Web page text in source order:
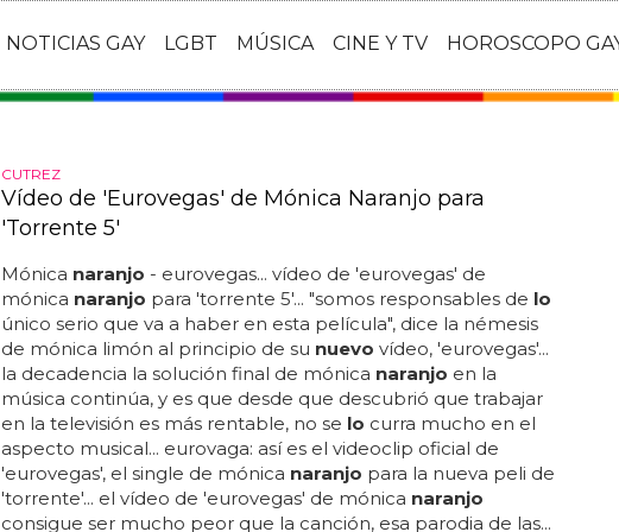
NOTICIAS GAY LGBT MÚSICA CINE Y TV HOROSCOPO
CUTREZ
Vídeo de 'Eurovegas' de Mónica Naranjo para
'Torrente 5'
Mónica naranjo - eurovegas... vídeo de 'eurovegas' de
mónica naranjo para 'torrente 5'... "somos responsables de lo
único serio que va a haber en esta película", dice la némesis
de mónica limón al principio de su nuevo vídeo, 'eurovegas'...
la decadencia la solución final de mónica naranjo en la
música continúa, y es que desde que descubrió que trabajar
en la televisión es más rentable, no se lo curra mucho en el
aspecto musical... eurovaga: así es el videoclip oficial de
'eurovegas', el single de mónica naranjo para la nueva peli de
'torrente'... el vídeo de 'eurovegas' de mónica naranjo
consigue ser mucho peor que la canción, esa parodia de las...